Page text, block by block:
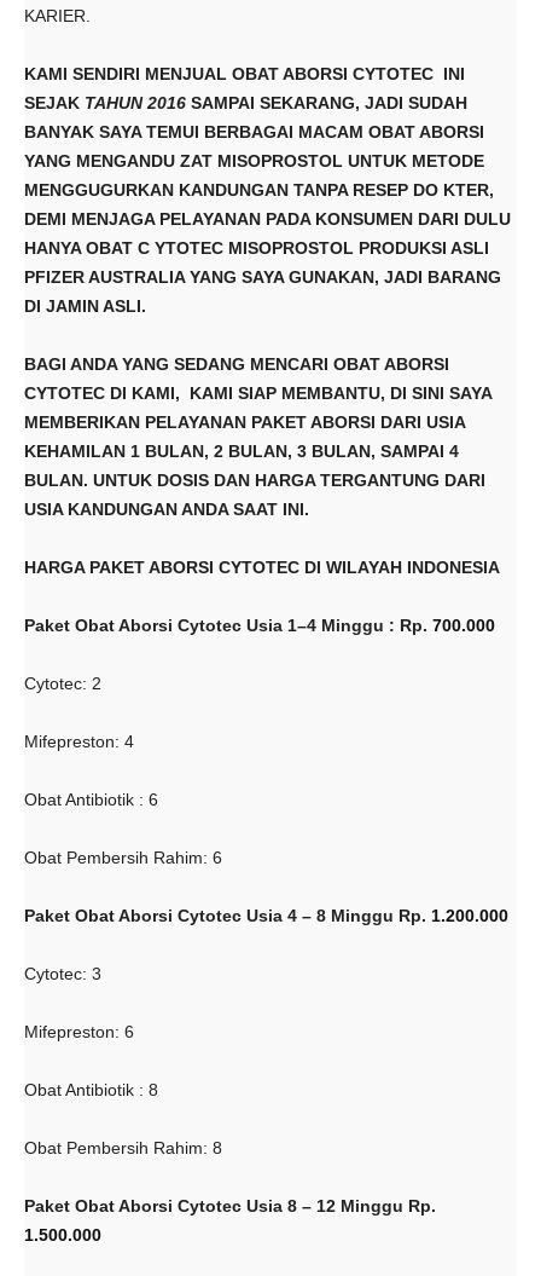
KARIER.
KAMI SENDIRI MENJUAL OBAT ABORSI CYTOTEC INI
SEJAK TAHUN 2016 SAMPAI SEKARANG, JADI SUDAH
BANYAK SAYA TEMUI BERBAGAI MACAM OBAT ABORSI
YANG MENGANDU ZAT MISOPROSTOL UNTUK METODE
MENGGUGURKAN KANDUNGAN TANPA RESEP DO KTER,
DEMI MENJAGA PELAYANAN PADA KONSUMEN DARI DULU
HANYA OBAT C YTOTEC MISOPROSTOL PRODUKSI ASLI
PFIZER AUSTRALIA YANG SAYA GUNAKAN, JADI BARANG
DI JAMIN ASLI.
BAGI ANDA YANG SEDANG MENCARI OBAT ABORSI
CYTOTEC DI KAMI, KAMI SIAP MEMBANTU, DI SINI SAYA
MEMBERIKAN PELAYANAN PAKET ABORSI DARI USIA
KEHAMILAN 1 BULAN, 2 BULAN, 3 BULAN, SAMPAI 4
BULAN. UNTUK DOSIS DAN HARGA TERGANTUNG DARI
USIA KANDUNGAN ANDA SAAT INI.
HARGA PAKET ABORSI CYTOTEC DI WILAYAH INDONESIA
Paket Obat Aborsi Cytotec Usia 1–4 Minggu : Rp. 700.000
Cytotec: 2
Mifepreston: 4
Obat Antibiotik : 6
Obat Pembersih Rahim: 6
Paket Obat Aborsi Cytotec Usia 4 – 8 Minggu Rp. 1.200.000
Cytotec: 3
Mifepreston: 6
Obat Antibiotik : 8
Obat Pembersih Rahim: 8
Paket Obat Aborsi Cytotec Usia 8 – 12 Minggu Rp.
1.500.000